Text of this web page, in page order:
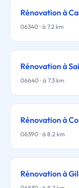
Rénovation à
06340 · à 7.2 km
Rénovation à
06640 · à 7.3 km
Rénovation à
06390 · à 8.2 km
Rénovation à